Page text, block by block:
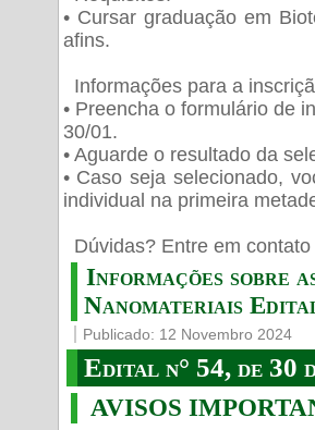
• Cursar graduação em
afins.
Informações para a
• Preencha o formulário de
30/01.
• Aguarde o resultado da
• Caso seja selecionado,
individual na primeira
Dúvidas? Entre em
Informações sobre
Nanomateriais
Publicado: 12 Novembro 2024
Edital n° 54, de 30
AVISOS